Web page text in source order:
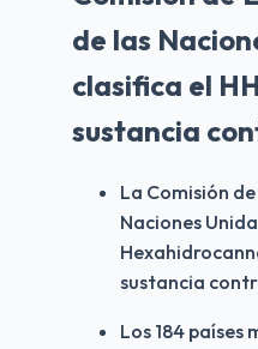
de las
clasifica el
sustancia
La Comisión
Naciones
sustancia
Los 184 países